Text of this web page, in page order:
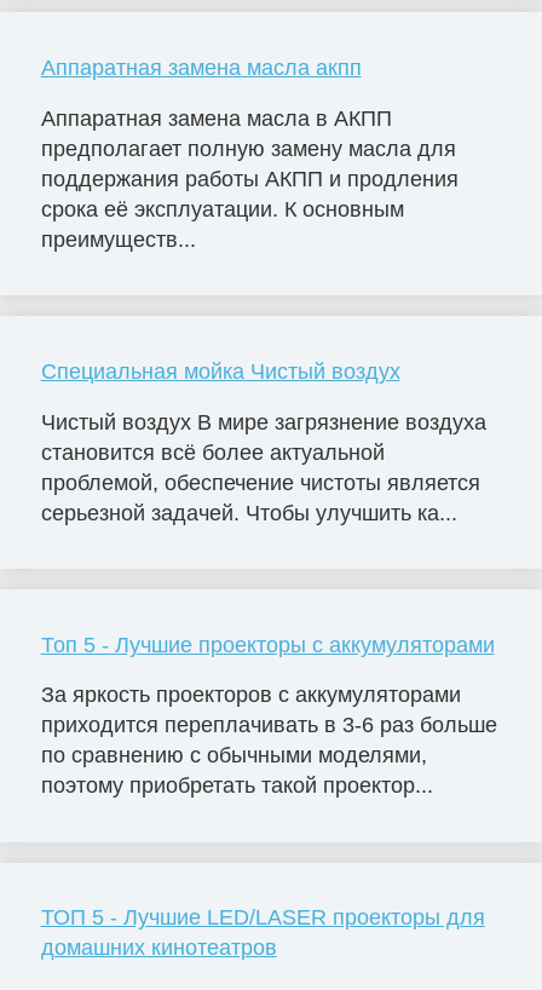
Аппаратная замена масла акпп
Аппаратная замена масла в АКПП
предполагает полную замену масла для
поддержания работы АКПП и продления
срока её эксплуатации. К основным
преимуществ...
Специальная мойка Чистый воздух
Чистый воздух В мире загрязнение воздуха
становится всё более актуальной
проблемой, обеспечение чистоты является
серьезной задачей. Чтобы улучшить ка...
Топ 5 - Лучшие проекторы с аккумуляторами
За яркость проекторов с аккумуляторами
приходится переплачивать в 3-6 раз больше
по сравнению с обычными моделями,
поэтому приобретать такой проектор...
ТОП 5 - Лучшие LED/LASER проекторы для
домашних кинотеатров